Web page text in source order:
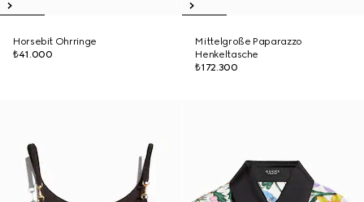
Horsebit Ohrringe
₺41.000
Mittelgroße Paparazzo
Henkeltasche
₺172.300